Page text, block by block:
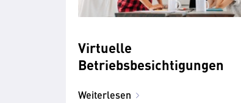
Virtuelle
Betriebsbesichtigungen
Weiterlesen